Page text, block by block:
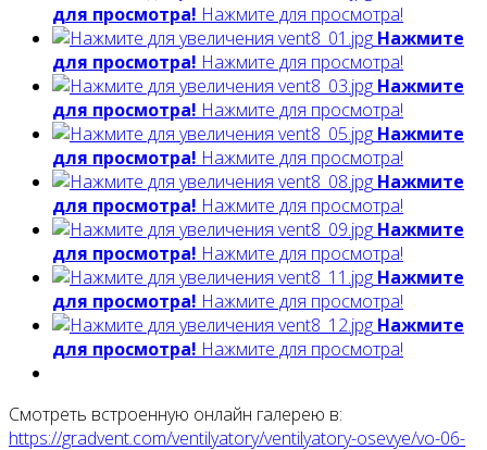
для просмотра! Нажмите для просмотра!
Нажмите
для просмотра! Нажмите для просмотра!
Нажмите
для просмотра! Нажмите для просмотра!
Нажмите
для просмотра! Нажмите для просмотра!
Нажмите
для просмотра! Нажмите для просмотра!
Нажмите
для просмотра! Нажмите для просмотра!
Нажмите
для просмотра! Нажмите для просмотра!
Нажмите
для просмотра! Нажмите для просмотра!
Смотреть встроенную онлайн галерею в:
https://gradvent.com/ventilyatory/ventilyatory-osevye/vo-06-